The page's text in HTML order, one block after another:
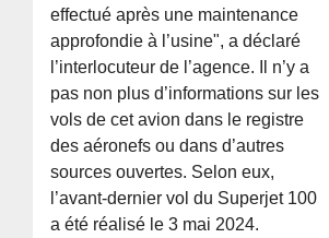
effectué après une maintenance
approfondie à l’usine", a déclaré
l’interlocuteur de l’agence. Il n’y a
pas non plus d’informations sur les
vols de cet avion dans le registre
des aéronefs ou dans d’autres
sources ouvertes. Selon eux,
l’avant-dernier vol du Superjet 100
a été réalisé le 3 mai 2024.